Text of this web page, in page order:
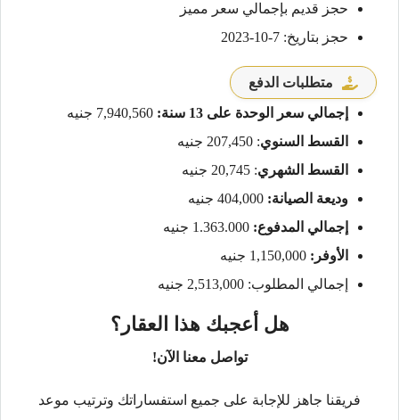
حجز قديم بإجمالي سعر مميز
حجز بتاريخ: 7-10-2023
متطلبات الدفع
إجمالي سعر الوحدة على 13 سنة:
القسط السنوي: 207,450 جنيه
القسط الشهري: 20,745 جنيه
وديعة الصيانة:
إجمالي المدفوع:
الأوفر: 1,150,000 جنيه
إجمالي المطلوب: 2,513,000 جنيه
هل أعجبك هذا العقار؟
تواصل معنا الآن!
فريقنا جاهز للإجابة على جميع استفساراتك وترتيب موعد